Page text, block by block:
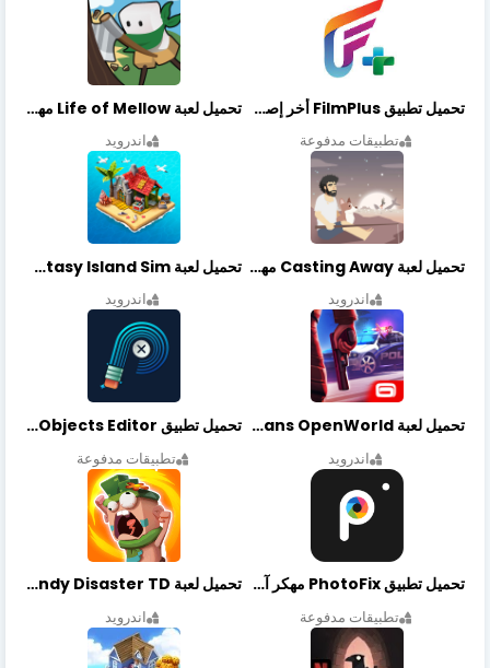
تحميل تطبيق FilmPlus أخر إصدار
تطبيقات مدفوعة
تحميل لعبة Life of Mellow مهكرة أخر إصدار
اندرويد
تحميل لعبة Casting Away مهكرة أخر إصدار
اندرويد
تحميل لعبة Fantasy Island Sim مهكرة أخر إصدار
اندرويد
تحميل لعبة Gangstar New Orleans OpenWorld مهكرة أخر إصدار
اندرويد
تحميل تطبيق Retouch Remove Objects Editor مهكرة اخر إصدار
تطبيقات مدفوعة
تحميل تطبيق PhotoFix مهكر آخر إصدار
تطبيقات مدفوعة
تحميل لعبة Candy Disaster TD مهكرة اخر إصدار
اندرويد